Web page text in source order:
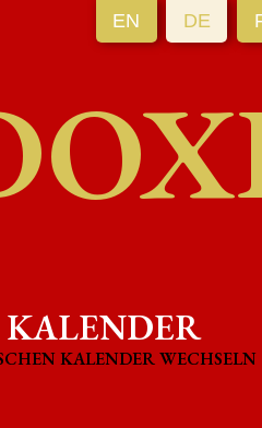
EN DE
KALENDER WECHSELN